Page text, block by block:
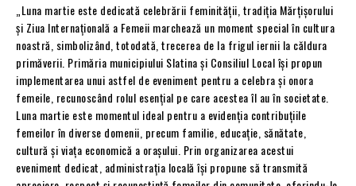
„Luna martie este dedicată celebrării feminității, tradiția Mărțișorului
și Ziua Internațională a Femeii marchează un moment special în cultura
noastră, simbolizând, totodată, trecerea de la frigul iernii la căldura
primăverii. Primăria municipiului Slatina și Consiliul Local își propun
implementarea unui astfel de eveniment pentru a celebra și onora
femeile, recunoscând rolul esențial pe care acestea îl au în societate.
Luna martie este momentul ideal pentru a evidenția contribuțiile
femeilor în diverse domenii, precum familie, educație, sănătate,
cultură și viața economică a orașului. Prin organizarea acestui
eveniment dedicat, administrația locală își propune să transmită